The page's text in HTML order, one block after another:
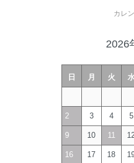
カレ
2026
日 月 火
2 3 4 5
9 10 11
16 17 18